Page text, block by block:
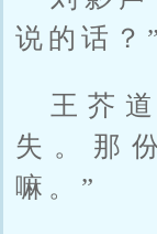
说的话？”
王芥
失。那
嘛。”